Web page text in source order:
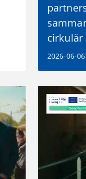
cirkulär
2026-06-06